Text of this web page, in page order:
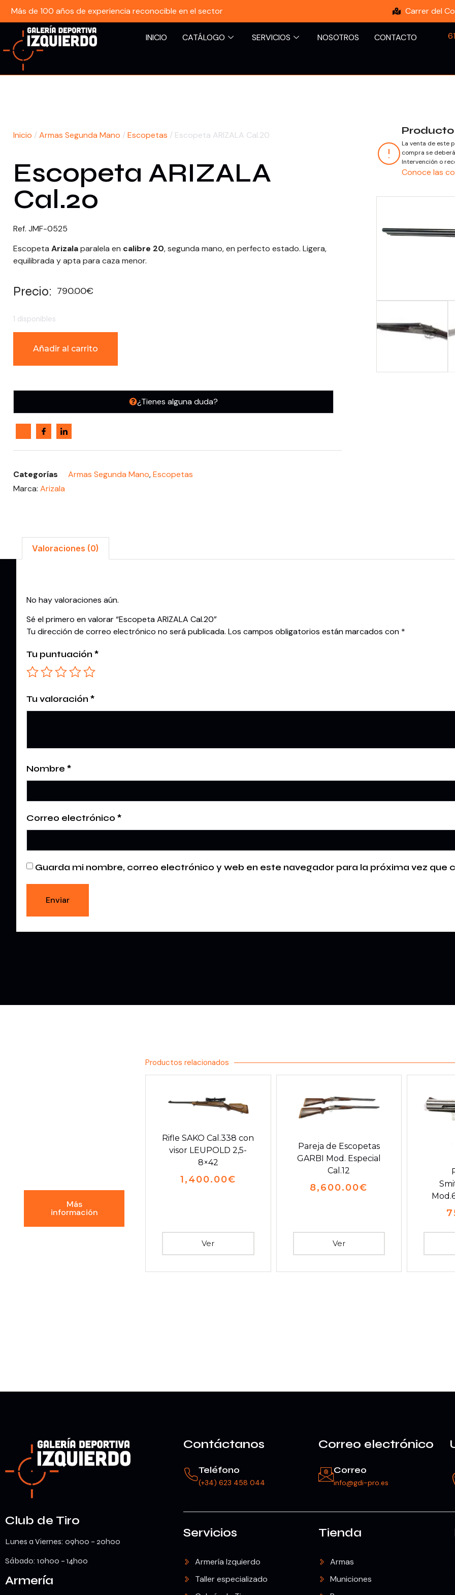
Más de 100 años de experiencia reconocible en el sector Carrer del
INICIO CATÁLOGO SERVICIOS NOSOTROS CONTACTO
Inicio / Armas Segunda Mano / Escopetas / Escopeta ARIZALA Cal.20
Escopeta ARIZALA
Cal.20
Ref. JMF-0525
Escopeta Arizalaparalela en calibre 20, segunda mano, en perfecto estado. Ligera,
equilibrada y apta para caza menor.
Precio: 790.00€
1 disponibles
Añadir al carrito
¿Tienes alguna duda?
Categorías Armas Segunda Mano,Escopetas
Marca: Arizala
La venta de este
compra se
Intervención o
Conoce las
Valoraciones (0)
No hay valoraciones aún.
Sé el primero en valorar “Escopeta ARIZALA Cal.20”
Tu dirección de correo electrónico no será publicada. Los campos obligatorios están marcados con *
Tu puntuación *
Tu valoración *
Nombre *
Correo electrónico *
Guarda mi nombre, correo electrónico y web en este navegador para la próxima vez que
Más
información
Productos relacionados
Rifle SAKO Cal.338 con
visor LEUPOLD 2,5-
8×42
1,400.00€
Ver
Pareja de Escopetas
GARBI Mod. Especial
Cal.12
8,600.00€
Ver
Club de Tiro
Lunes a Viernes: 09h00 – 20h00
Sábado: 10h00 – 14h00
Armería
Contáctanos
Teléfono
(+34) 623 458 044
Correo electrónico
Correo
info@gdi-pro.es
Servicios
Armería Izquierdo
Taller especializado
Tienda
Armas
Municiones